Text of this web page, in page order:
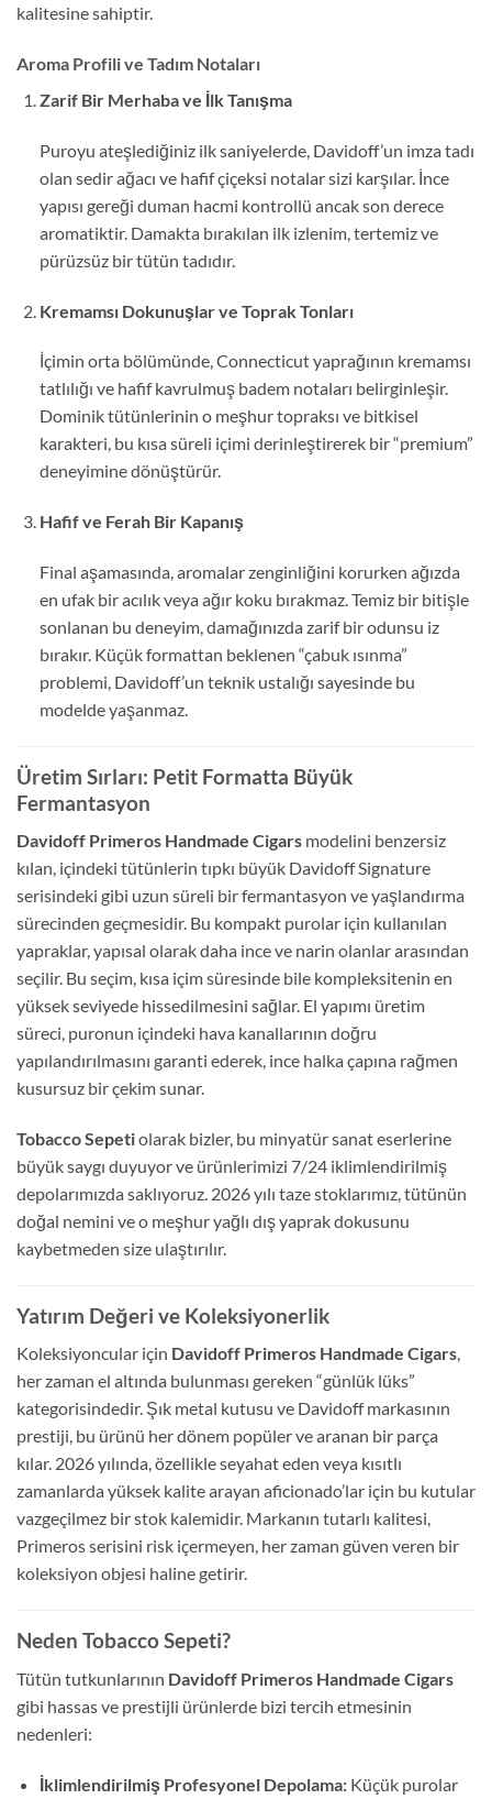
kalitesine sahiptir.
Aroma Profili ve Tadım Notaları
Zarif Bir Merhaba ve İlk Tanışma
Puroyu ateşlediğiniz ilk saniyelerde, Davidoff’un imza tadı
olan sedir ağacı ve hafif çiçeksi notalar sizi karşılar. İnce
yapısı gereği duman hacmi kontrollü ancak son derece
aromatiktir. Damakta bırakılan ilk izlenim, tertemiz ve
pürüzsüz bir tütün tadıdır.
Kremamsı Dokunuşlar ve Toprak Tonları
İçimin orta bölümünde, Connecticut yaprağının kremamsı
tatlılığı ve hafif kavrulmuş badem notaları belirginleşir.
Dominik tütünlerinin o meşhur topraksı ve bitkisel
karakteri, bu kısa süreli içimi derinleştirerek bir “premium”
deneyimine dönüştürür.
Hafif ve Ferah Bir Kapanış
Final aşamasında, aromalar zenginliğini korurken ağızda
en ufak bir acılık veya ağır koku bırakmaz. Temiz bir bitişle
sonlanan bu deneyim, damağınızda zarif bir odunsu iz
bırakır. Küçük formattan beklenen “çabuk ısınma”
problemi, Davidoff’un teknik ustalığı sayesinde bu
modelde yaşanmaz.
Üretim Sırları: Petit Formatta Büyük
Fermantasyon
Davidoff Primeros Handmade Cigars modelini benzersiz
kılan, içindeki tütünlerin tıpkı büyük Davidoff Signature
serisindeki gibi uzun süreli bir fermantasyon ve yaşlandırma
sürecinden geçmesidir. Bu kompakt purolar için kullanılan
yapraklar, yapısal olarak daha ince ve narin olanlar arasından
seçilir. Bu seçim, kısa içim süresinde bile kompleksitenin en
yüksek seviyede hissedilmesini sağlar. El yapımı üretim
süreci, puronun içindeki hava kanallarının doğru
yapılandırılmasını garanti ederek, ince halka çapına rağmen
kusursuz bir çekim sunar.
Tobacco Sepetiolarak bizler, bu minyatür sanat eserlerine
büyük saygı duyuyor ve ürünlerimizi 7/24 iklimlendirilmiş
depolarımızda saklıyoruz. 2026 yılı taze stoklarımız, tütünün
doğal nemini ve o meşhur yağlı dış yaprak dokusunu
kaybetmeden size ulaştırılır.
Yatırım Değeri ve Koleksiyonerlik
Koleksiyoncular için Davidoff Primeros Handmade Cigars,
her zaman el altında bulunması gereken “günlük lüks”
kategorisindedir. Şık metal kutusu ve Davidoff markasının
prestiji, bu ürünü her dönem popüler ve aranan bir parça
kılar. 2026 yılında, özellikle seyahat eden veya kısıtlı
zamanlarda yüksek kalite arayan aficionado’lar için bu kutular
vazgeçilmez bir stok kalemidir. Markanın tutarlı kalitesi,
Primeros serisini risk içermeyen, her zaman güven veren bir
koleksiyon objesi haline getirir.
Neden Tobacco Sepeti?
Tütün tutkunlarının Davidoff Primeros Handmade Cigars
gibi hassas ve prestijli ürünlerde bizi tercih etmesinin
nedenleri:
İklimlendirilmiş Profesyonel Depolama:Küçük purolar